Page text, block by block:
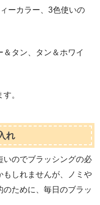
ーカラー、3色使いの
タン、タン＆ホワイ
。
れ
いのでブラッシングの必
もしれませんが、ノミや
ために、毎日のブラッ